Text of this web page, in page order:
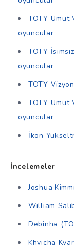
TOTY Umut
oyuncular
TOTY
oyuncular
TOTY
TOTY
oyuncular
İkon
İncelemeler
Joshua
William
Debinha
Khvicha